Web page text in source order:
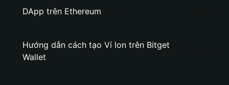
DApp trên Ethereum
Hướng dẫn cách tạo Ví lon trên Bitget
Wallet